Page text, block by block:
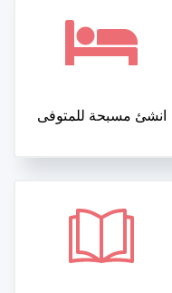
انشئ مسبحة للمتوفى